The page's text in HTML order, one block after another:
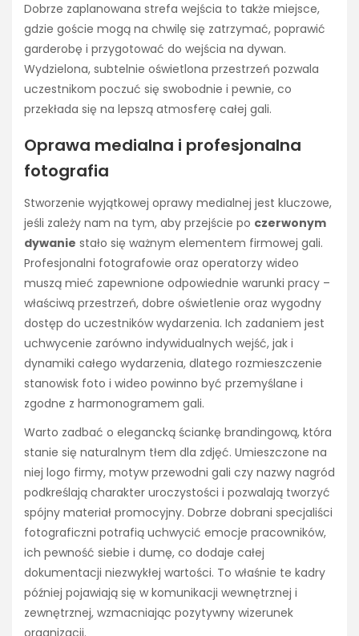
Dobrze zaplanowana strefa wejścia to także miejsce,
gdzie goście mogą na chwilę się zatrzymać, poprawić
garderobę i przygotować do wejścia na dywan.
Wydzielona, subtelnie oświetlona przestrzeń pozwala
uczestnikom poczuć się swobodnie i pewnie, co
przekłada się na lepszą atmosferę całej gali.
Oprawa medialna i profesjonalna
fotografia
Stworzenie wyjątkowej oprawy medialnej jest kluczowe,
jeśli zależy nam na tym, aby przejście po czerwonym
dywanie stało się ważnym elementem firmowej gali.
Profesjonalni fotografowie oraz operatorzy wideo
muszą mieć zapewnione odpowiednie warunki pracy –
właściwą przestrzeń, dobre oświetlenie oraz wygodny
dostęp do uczestników wydarzenia. Ich zadaniem jest
uchwycenie zarówno indywidualnych wejść, jak i
dynamiki całego wydarzenia, dlatego rozmieszczenie
stanowisk foto i wideo powinno być przemyślane i
zgodne z harmonogramem gali.
Warto zadbać o elegancką ściankę brandingową, która
stanie się naturalnym tłem dla zdjęć. Umieszczone na
niej logo firmy, motyw przewodni gali czy nazwy nagród
podkreślają charakter uroczystości i pozwalają tworzyć
spójny materiał promocyjny. Dobrze dobrani specjaliści
fotograficzni potrafią uchwycić emocje pracowników,
ich pewność siebie i dumę, co dodaje całej
dokumentacji niezwykłej wartości. To właśnie te kadry
później pojawiają się w komunikacji wewnętrznej i
zewnętrznej, wzmacniając pozytywny wizerunek
organizacji.